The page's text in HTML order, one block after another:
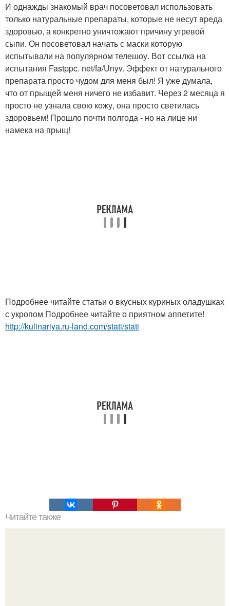
И однажды знакомый врач посоветовал использовать
только натуральные препараты, которые не несут вреда
здоровью, а конкретно уничтожают причину угревой
сыпи. Он посоветовал начать с маски которую
испытывали на популярном телешоу. Вот ссылка на
испытания Fastppc. net/fa/Unyv. Эффект от натурального
препарата просто чудом для меня был! Я уже думала,
что от прыщей меня ничего не избавит. Через 2 месяца я
просто не узнала свою кожу, она просто светилась
здоровьем! Прошло почти полгода - но на лице ни
намека на прыщ!
Подробнее читайте статьи о вкусных куриных оладушках
с укропом Подробнее читайте о приятном аппетите!
http://kulinariya.ru-land.com/stati/stati
Читайте также